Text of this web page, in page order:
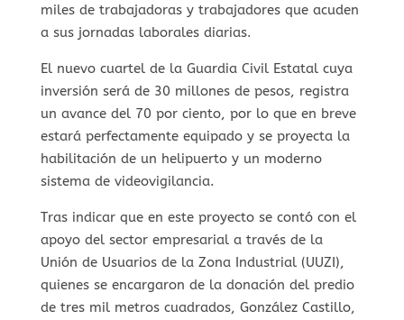
miles de trabajadoras y trabajadores que acuden
a sus jornadas laborales diarias.
El nuevo cuartel de la Guardia Civil Estatal cuya
inversión será de 30 millones de pesos, registra
un avance del 70 por ciento, por lo que en breve
estará perfectamente equipado y se proyecta la
habilitación de un helipuerto y un moderno
sistema de videovigilancia.
Tras indicar que en este proyecto se contó con el
apoyo del sector empresarial a través de la
Unión de Usuarios de la Zona Industrial (UUZI),
quienes se encargaron de la donación del predio
de tres mil metros cuadrados, González Castillo,